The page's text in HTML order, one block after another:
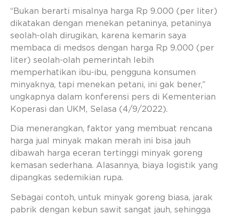
“Bukan berarti misalnya harga Rp 9.000 (per liter)
dikatakan dengan menekan petaninya, petaninya
seolah-olah dirugikan, karena kemarin saya
membaca di medsos dengan harga Rp 9.000 (per
liter) seolah-olah pemerintah lebih
memperhatikan ibu-ibu, pengguna konsumen
minyaknya, tapi menekan petani, ini gak bener,”
ungkapnya dalam konferensi pers di Kementerian
Koperasi dan UKM, Selasa (4/9/2022).
Dia menerangkan, faktor yang membuat rencana
harga jual minyak makan merah ini bisa jauh
dibawah harga eceran tertinggi minyak goreng
kemasan sederhana. Alasannya, biaya logistik yang
dipangkas sedemikian rupa.
Sebagai contoh, untuk minyak goreng biasa, jarak
pabrik dengan kebun sawit sangat jauh, sehingga